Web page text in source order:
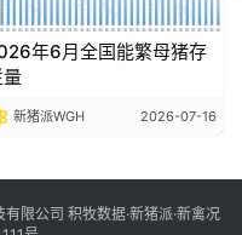
年6月全国能繁母猪存
新猪派WGH 2026-07-16
限公司 积牧数据·新猪派·新禽况